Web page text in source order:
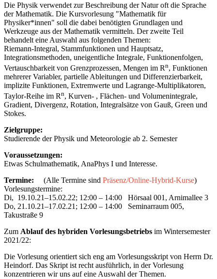
Die Physik verwendet zur Beschreibung der Natur oft die Sprache
der Mathematik. Die Kursvorlesung "Mathematik für
Physiker*innen" soll die dabei benötigten Grundlagen und
Werkzeuge aus der Mathematik vermitteln. Der zweite Teil
behandelt eine Auswahl aus folgenden Themen:
Riemann-Integral, Stammfunktionen und Hauptsatz,
Integrationsmethoden, uneigentliche Integrale, Funktionenfolgen,
Vertauschbarkeit von Grenzprozessen, Mengen im Rn, Funktionen
mehrerer Variabler, partielle Ableitungen und Differenzierbarkeit,
implizite Funktionen, Extremwerte und Lagrange-Multiplikatoren,
Taylor-Reihe im Rn, Kurven- , Flächen- und Volumenintegrale,
Gradient, Divergenz, Rotation, Integralsätze von Gauß, Green und
Stokes.
Zielgruppe:
Studierende der Physik und Meteorologie ab 2. Semester
Voraussetzungen:
Etwas Schulmathematik, AnaPhys I und Interesse.
Termine: (Alle Termine sind Präsenz/Online-Hybrid-Kurse)
Vorlesungstermine:
Di, 19.10.21–15.02.22; 12:00 – 14:00 Hörsaal 001, Arnimallee 3
Do, 21.10.21–17.02.21; 12:00 – 14:00 Seminarraum 005,
Takustraße 9
Zum Ablauf des hybriden Vorlesungsbetriebs im Wintersemester
2021/22:
Die Vorlesung orientiert sich eng am Vorlesungsskript von Herrn Dr.
Heindorf. Das Skript ist recht ausführlich, in der Vorlesung
konzentrieren wir uns auf eine Auswahl der Themen.